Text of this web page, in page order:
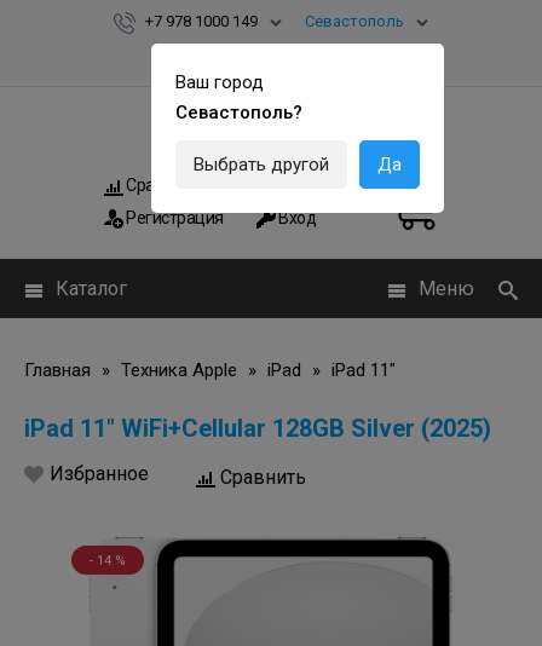
Ваш город
Севастополь?
Выбрать другой Да
+7 978 1000 149 Севастополь
Сравнить
Регистрация
Мои заказы
Вход
0
Каталог Меню
Главная » Техника Apple » iPad » iPad 11"
iPad 11" WiFi+Cellular 128GB Silver (2025)
Избранное Сравнить
- 14 %